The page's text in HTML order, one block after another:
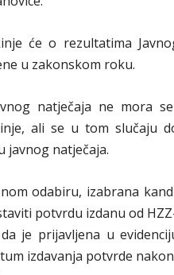
će o rezultatima
u zakonskom roku.
natječaja ne mora
ali se u tom slučaju
javnog natječaja.
odabiru, izabrana
potvrdu izdanu od
je prijavljena u
izdavanja potvrde